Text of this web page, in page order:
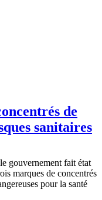
de
sanitaires
gouvernement fait état
marques de concentrés
pour la santé